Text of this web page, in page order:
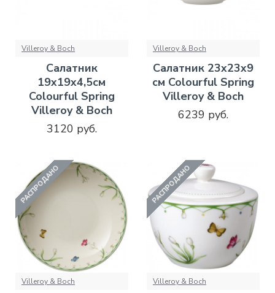
Villeroy & Boch
Салатник
19х19х4,5см
Colourful Spring
Villeroy & Boch
3120 руб.
Villeroy & Boch
Салатник 23х23х9
см Colourful Spring
Villeroy & Boch
6239 руб.
РАСПРОДАНО
Villeroy & Boch
РАСПРОДАНО
Villeroy & Boch